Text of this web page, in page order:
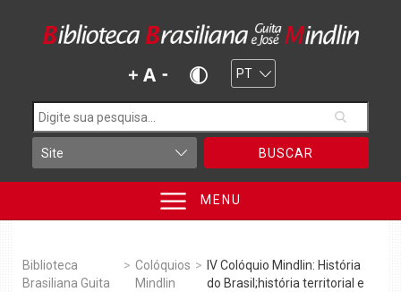
BUSCAR
MENU
Biblioteca
Brasiliana Guita
> Colóquios
Mindlin
> IV Colóquio Mindlin: História
do Brasil;história territorial e